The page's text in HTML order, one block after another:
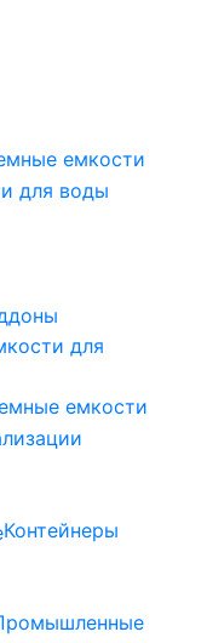
емкости
для воды
для
емкости
Контейнеры